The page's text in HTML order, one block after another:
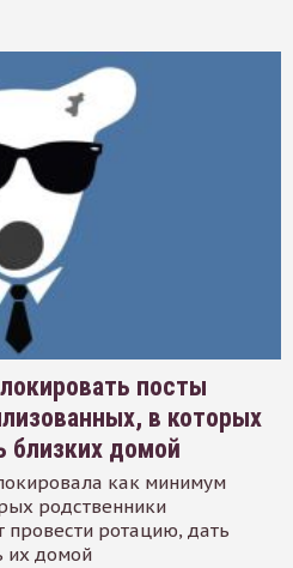
посты
в которых
близких домой
как минимум
родственники
ротацию, дать
их домой